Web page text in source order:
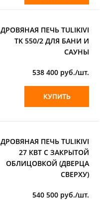
ДРОВЯНАЯ ПЕЧЬ TULIKIVI
TK 550/2 ДЛЯ БАНИ И
САУНЫ
538 400 руб./шт.
КУПИТЬ
ДРОВЯНАЯ ПЕЧЬ TULIKIVI
27 КВТ С ЗАКРЫТОЙ
ОБЛИЦОВКОЙ (ДВЕРЦА
СВЕРХУ)
540 500 руб./шт.